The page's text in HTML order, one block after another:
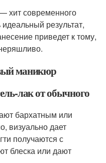
хит современного
результат,
приведет к тому,
маникюр
лак от обычного
бархатным или
визуально дает
получаются с
блеска или дают